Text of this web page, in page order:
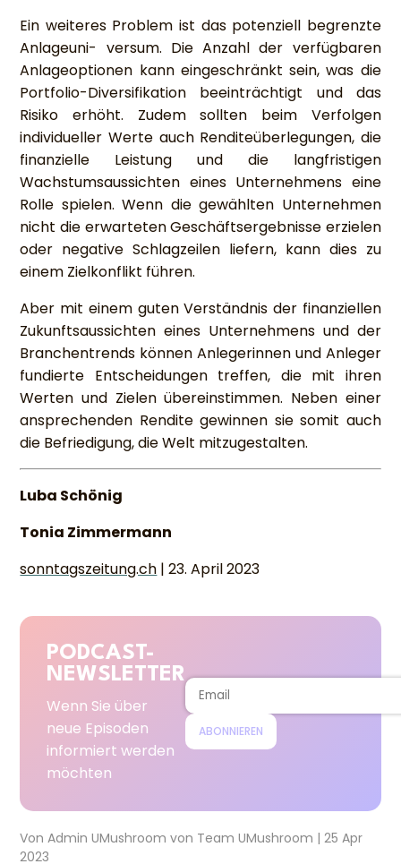
Ein weiteres Problem ist das potenziell begrenzte
Anlageuni- versum. Die Anzahl der verfügbaren
Anlageoptionen kann eingeschränkt sein, was die
Portfolio-Diversifikation beeinträchtigt und das
Risiko erhöht. Zudem sollten beim Verfolgen
individueller Werte auch Renditeüberlegungen, die
finanzielle Leistung und die langfristigen
Wachstumsaussichten eines Unternehmens eine
Rolle spielen. Wenn die gewählten Unternehmen
nicht die erwarteten Geschäftsergebnisse erzielen
oder negative Schlagzeilen liefern, kann dies zu
einem Zielkonflikt führen.
Aber mit einem guten Verständnis der finanziellen
Zukunftsaussichten eines Unternehmens und der
Branchentrends können Anlegerinnen und Anleger
fundierte Entscheidungen treffen, die mit ihren
Werten und Zielen übereinstimmen. Neben einer
ansprechenden Rendite gewinnen sie somit auch
die Befriedigung, die Welt mitzugestalten.
Luba Schönig
Tonia Zimmermann
sonntagszeitung.ch | 23. April 2023
PODCAST-
NEWSLETTER
Wenn Sie über
neue Episoden
informiert werden
möchten
ABONNIEREN
VonAdmin UMushroomvon Team UMushroom |25 Apr
2023